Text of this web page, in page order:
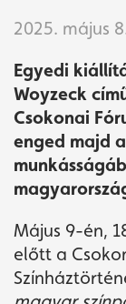
2025. május
Egyedi
Woyzeck
Csokonai
enged majd
Május 9-én,
előtt a